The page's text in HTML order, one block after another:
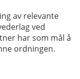
av relevante
ved
har som mål å
ordningen.